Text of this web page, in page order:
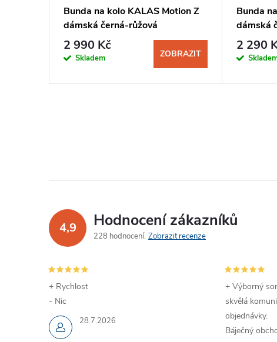
Bunda na kolo KALAS Motion Z
dámská černá-růžová
2 990 Kč
Skladem ZOBRAZIT
Bunda
dámská
2 290
4,9 Hodnocení zákazníků
228 hodnocení Zobrazit recenze
28.7.2026
+ Rychlost
- Nic
+ Výborný
skvělá
objednávky.
Báječný